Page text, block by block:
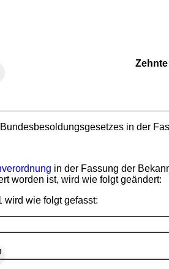
in der
in der Fassung der
worden ist, wird wie folgt geändert:
wird wie folgt gefasst: